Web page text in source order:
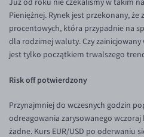
AUD/PLN
BGN/PLN
CNY/PLN
HKD/PLN
HUF/PLN
Bezpieczeństwo
FAQ
Konto i opłaty
Wymiana walut
KONTAKT
PL
Już od roku nie czekaliśmy w takim
Pieniężnej. Rynek jest przekonany,
procentowych, która przypadnie na
dla rodzimej waluty. Czy
jest tylko początkiem trwalszego
Risk off potwierdzony
Przynajmniej do wczesnych godzin
odreagowania zarysowanego
żadne. Kurs EUR/USD po oderwaniu